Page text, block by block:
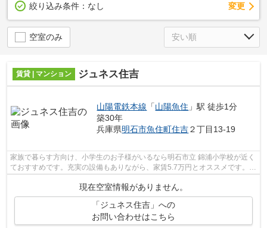
絞り込み条件： なし 変更
空室のみ
賃貸 | マンション ジュネス住吉
山陽電鉄本線 「山陽魚住 」駅 徒歩1分
築30年
兵庫県明石市魚住町住吉２丁目13-19
家族で暮らす方向け、小学生のお子様がいるなら明石市立 錦浦小学校が近く
ておすすめです。充実の設備もありながら、家賃5.7万円とオススメです。味
わい深い赴きある物件。機能性やデ...
現在空室情報がありません。
「ジュネス住吉」への
お問い合わせはこちら